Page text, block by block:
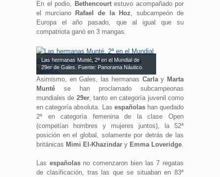
En el podio, Bethencourtestuvo acompañado por
el murciano
Rafael de la Hoz, subcampeón de
Europa el año pasado, que al igual que su
compatriota ganó en 3 mangas.
Las hermanas Munté, 2ª en el Mundial de
29er de Gales. Fuente: Panorama Náutico.
Asimismo, en Gales, las hermanas Carlay Marta
Munté se han proclamado subcampeonas
mundiales de 29er, tanto en categoría juvenil como
en categoría absoluta. Las españolashan quedado
2ª en categoría femenina de la clase Open
(competían hombres y mujeres juntos), la 52ª
posición en el global, solamente por detrás de las
británicas Mimi El-Khazindar y Emma Loveridge.
Las españolasno comenzaron bien las 7 regatas
de clasificación, tras las que se situaban en 83ª